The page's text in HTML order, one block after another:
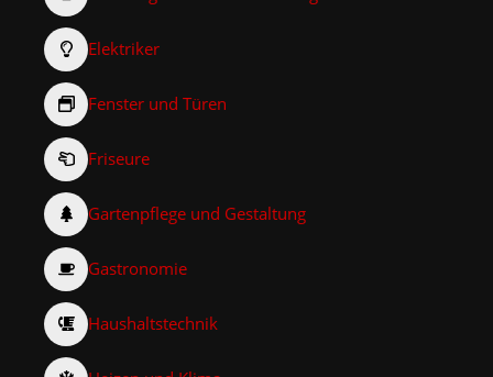
Elektriker
Fenster und Türen
Friseure
Gartenpflege und Gestaltung
Gastronomie
Haushaltstechnik